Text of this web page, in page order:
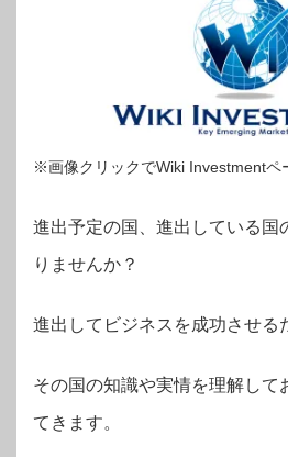
※画像クリックでWiki Investmentペ
進出予定の国、進出している国
りませんか？
進出してビジネスを成功させる
その国の知識や実情を理解して
てきます。